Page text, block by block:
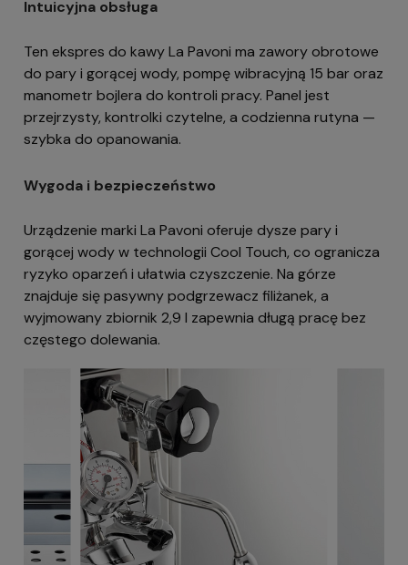
Intuicyjna obsługa
Ten ekspres do kawy La Pavoni ma zawory obrotowe
do pary i gorącej wody, pompę wibracyjną 15 bar oraz
manometr bojlera do kontroli pracy. Panel jest
przejrzysty, kontrolki czytelne, a codzienna rutyna —
szybka do opanowania.
Wygoda i bezpieczeństwo
Urządzenie marki La Pavoni oferuje dysze pary i
gorącej wody w technologii Cool Touch, co ogranicza
ryzyko oparzeń i ułatwia czyszczenie. Na górze
znajduje się pasywny podgrzewacz filiżanek, a
wyjmowany zbiornik 2,9 l zapewnia długą pracę bez
częstego dolewania.